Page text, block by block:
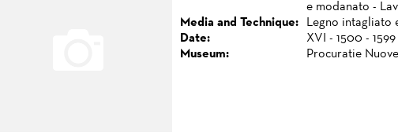
e modanato -
Media and Technique:
Legno intagliato
Date:
XVI - 1500 - 1599
Museum:
Procuratie